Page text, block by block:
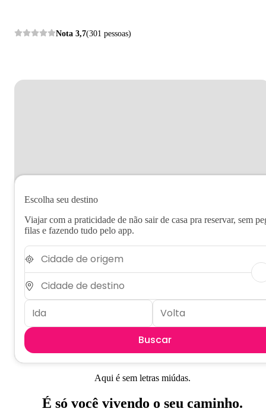
Nota 3,7(301 pessoas)
Escolha seu destino
Viajar com a praticidade de não sair de casa pra reservar, sem
filas e fazendo tudo pelo app.
Buscar
Aqui é sem letras miúdas.
É só você vivendo o seu caminho.